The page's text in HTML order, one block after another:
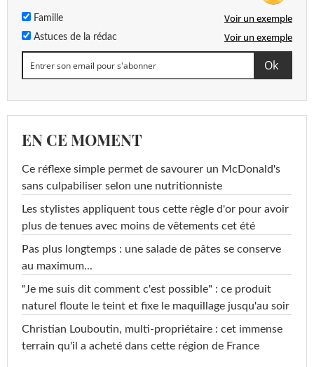
Famille Voir un exemple
Astuces de la rédac Voir un exemple
EN CE MOMENT
Ce réflexe simple permet de savourer un McDonald's
sans culpabiliser selon une nutritionniste
Les stylistes appliquent tous cette règle d'or pour avoir
plus de tenues avec moins de vêtements cet été
Pas plus longtemps : une salade de pâtes se conserve
au maximum...
"Je me suis dit comment c'est possible" : ce produit
naturel floute le teint et fixe le maquillage jusqu'au soir
Christian Louboutin, multi-propriétaire : cet immense
terrain qu'il a acheté dans cette région de France